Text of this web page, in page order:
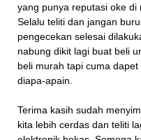
yang punya reputasi oke di
Selalu teliti dan jangan
pengecekan selesai
nabung dikit lagi buat beli
beli murah tapi cuma
diapa-apain.
Terima kasih sudah
kita lebih cerdas dan teliti